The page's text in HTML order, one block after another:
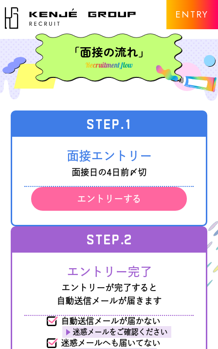
ENTRY
「面接の流れ」
Recruitment flow
STEP.1
面接エントリー
面接日の4日前〆切
エントリーする
STEP.2
エントリー完了
エントリーが完了すると
自動送信メールが届きます
自動送信メールが届かない
迷惑メールをご確認ください
迷惑メールへも届いてない